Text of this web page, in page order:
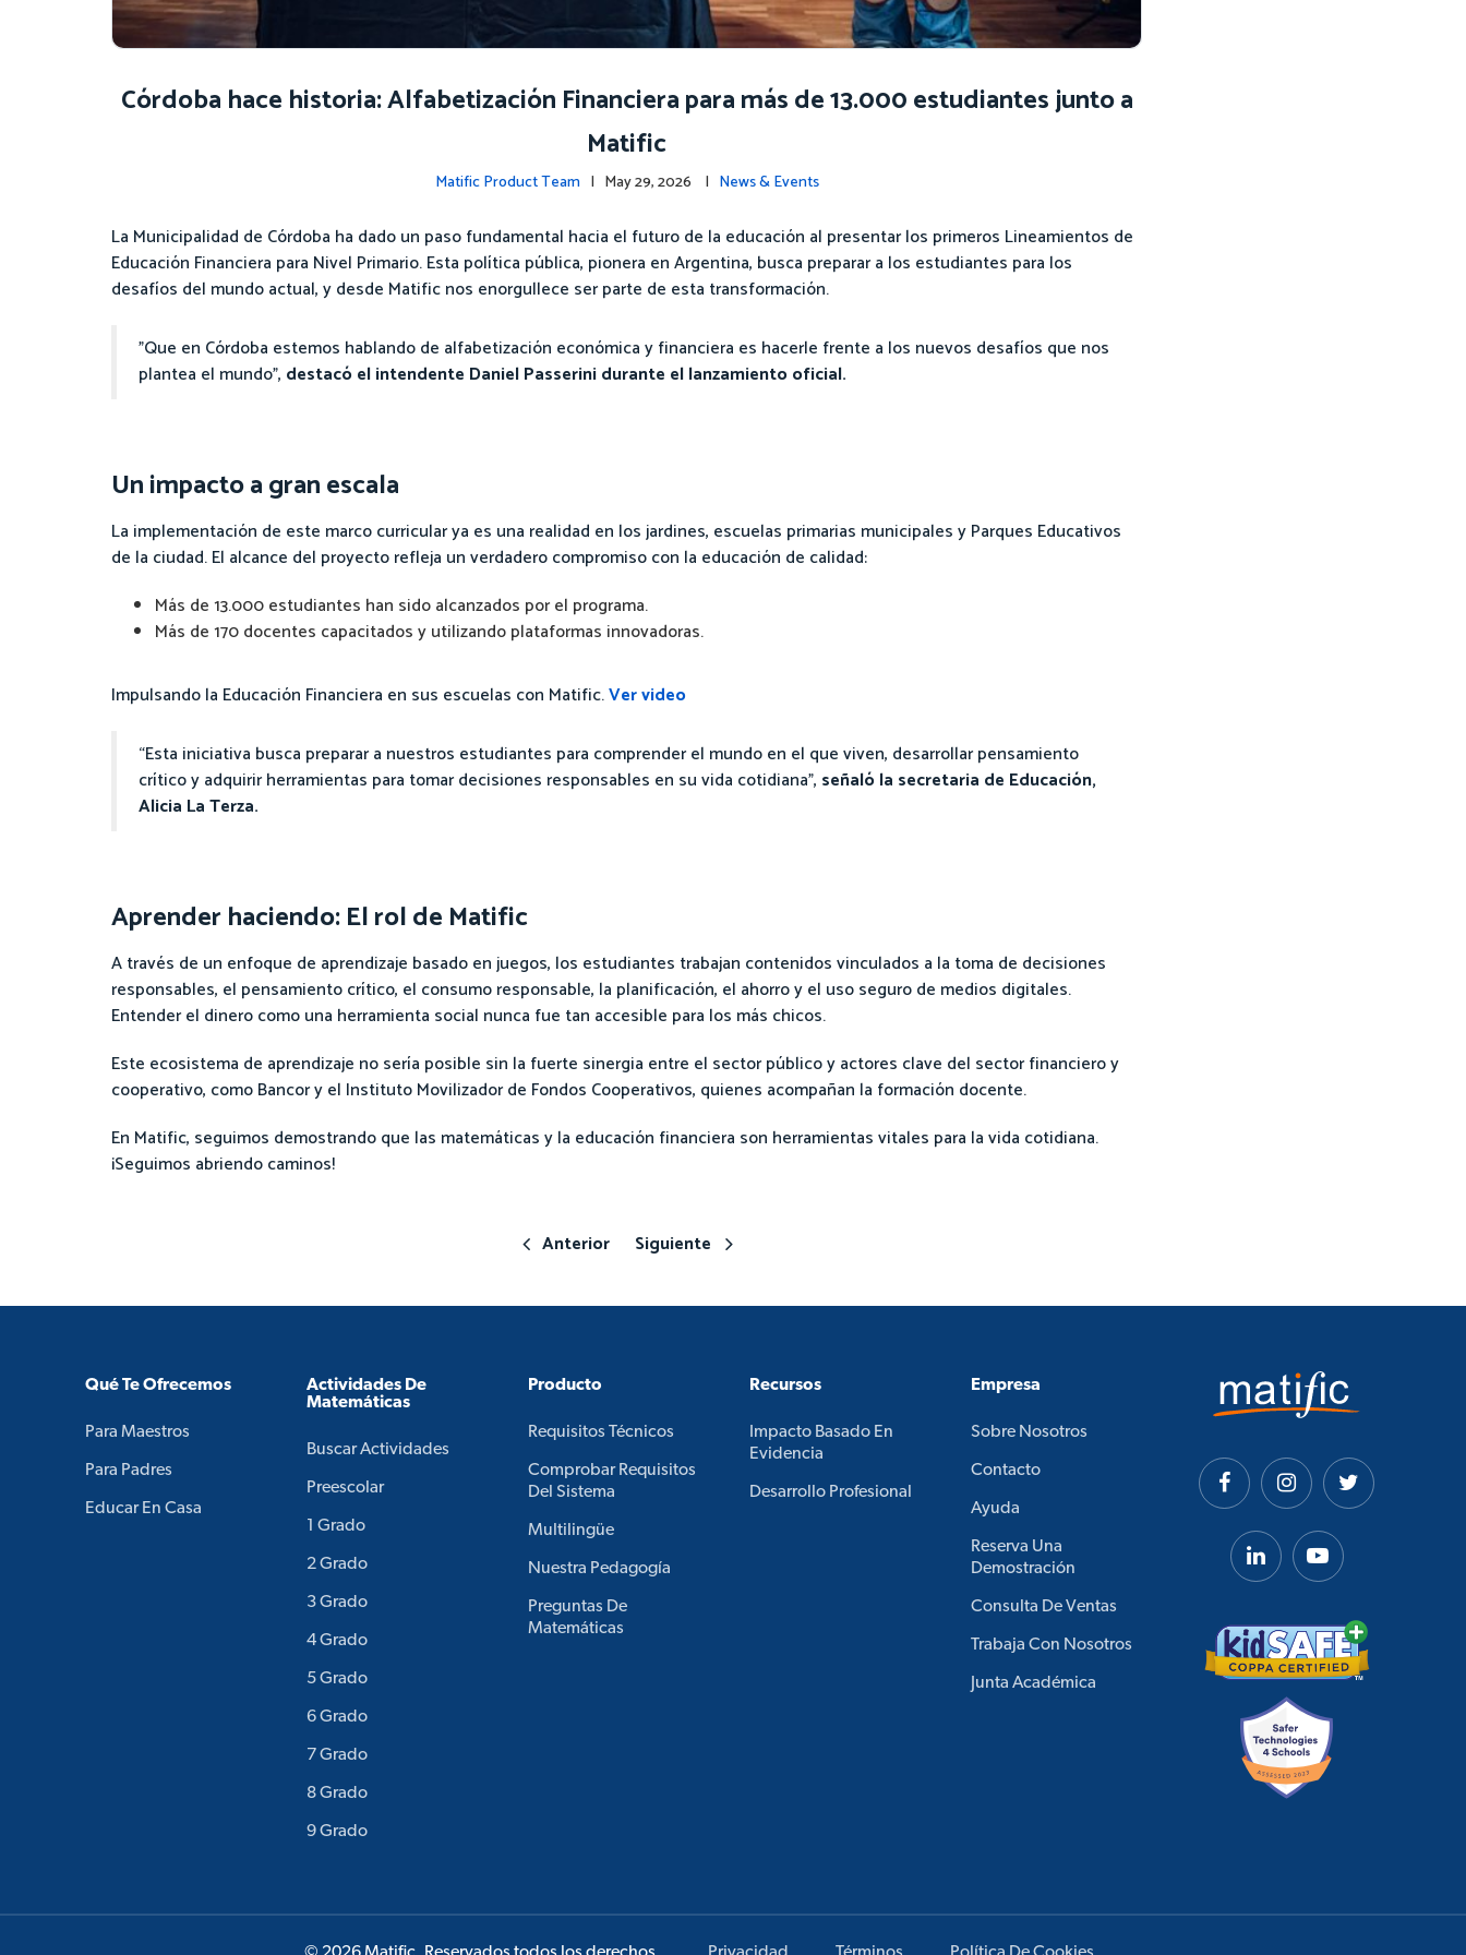
Córdoba hace historia: Alfabetización Financiera para más de 13.000 estudiantes junto a
Matific
Matific Product Team | May 29, 2026 | News & Events
La Municipalidad de Córdoba ha dado un paso fundamental hacia el futuro de la educación al presentar los primeros Lineamientos de
Educación Financiera para Nivel Primario. Esta política pública, pionera en Argentina, busca preparar a los estudiantes para los
desafíos del mundo actual, y desde Matific nos enorgullece ser parte de esta transformación.
"Que en Córdoba estemos hablando de alfabetización económica y financiera es hacerle frente a los nuevos desafíos que nos
plantea el mundo", destacó el intendente Daniel Passerini durante el lanzamiento oficial.
Un impacto a gran escala
La implementación de este marco curricular ya es una realidad en los jardines, escuelas primarias municipales y Parques Educativos
de la ciudad. El alcance del proyecto refleja un verdadero compromiso con la educación de calidad:
Más de 13.000 estudiantes han sido alcanzados por el programa.
Más de 170 docentes capacitados y utilizando plataformas innovadoras.
Impulsando la Educación Financiera en sus escuelas con Matific.Ver video
“Esta iniciativa busca preparar a nuestros estudiantes para comprender el mundo en el que viven, desarrollar pensamiento
crítico y adquirir herramientas para tomar decisiones responsables en su vida cotidiana”, señaló la secretaria de Educación,
Alicia La Terza.
Aprender haciendo: El rol de Matific
A través de un enfoque de aprendizaje basado en juegos, los estudiantes trabajan contenidos vinculados a la toma de decisiones
responsables, el pensamiento crítico, el consumo responsable, la planificación, el ahorro y el uso seguro de medios digitales.
Entender el dinero como una herramienta social nunca fue tan accesible para los más chicos.
Este ecosistema de aprendizaje no sería posible sin la fuerte sinergia entre el sector público y actores clave del sector financiero y
cooperativo, como Bancor y el Instituto Movilizador de Fondos Cooperativos, quienes acompañan la formación docente.
En Matific, seguimos demostrando que las matemáticas y la educación financiera son herramientas vitales para la vida cotidiana.
¡Seguimos abriendo caminos!
Anterior Siguiente
Qué Te Ofrecemos
Para Maestros
Para Padres
Educar En Casa
Actividades De
Matemáticas
Buscar Actividades
Preescolar
1 Grado
2 Grado
3 Grado
4 Grado
5 Grado
6 Grado
7 Grado
8 Grado
9 Grado
Producto
Requisitos Técnicos
Comprobar Requisitos
Del Sistema
Multilingüe
Nuestra Pedagogía
Preguntas De
Matemáticas
Recursos
Impacto Basado En
Evidencia
Desarrollo Profesional
Empresa
Sobre Nosotros
Contacto
Ayuda
Reserva Una
Demostración
Consulta De Ventas
Trabaja Con Nosotros
Junta Académica